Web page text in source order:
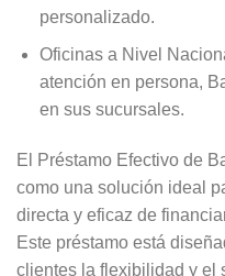
personalizado.
Oficinas a Nivel
atención en persona,
en sus sucursales.
El Préstamo Efectivo de
como una solución ideal
directa y eficaz de
Este préstamo está
clientes la flexibilidad y el